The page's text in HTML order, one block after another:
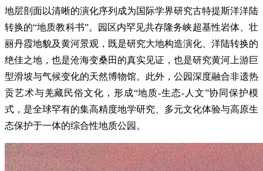
地层剖面以清晰的演化序列成为国际学界研究古特提斯洋洋陆
转换的“地质教科书”。园区内罕见共存隆务峡超基性岩体、壮
丽丹霞地貌及黄河景观，既是研究大地构造演化、洋陆转换的
绝佳之地，也是沧海变桑田的真实见证，也是研究黄河上游巨
型滑坡与气候变化的天然博物馆。此外，公园深度融合非遗热
贡艺术与羌藏民俗文化，形成“地质-生态-人文”协同保护模
式，是全球罕有的集高精度地学研究、多元文化体验与高原生
态保护于一体的综合性地质公园。